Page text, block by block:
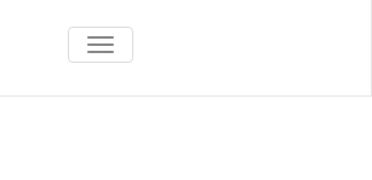
ПОКАЗАТЬ/
СКРЫТЬ